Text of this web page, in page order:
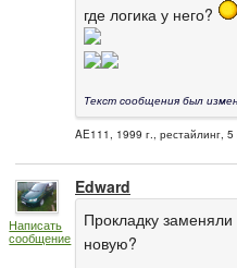
где логика у него?
Текст сообщения был
AE111, 1999 г., рестайлинг, 5
Написать
сообщение
Edward
Прокладку
новую?